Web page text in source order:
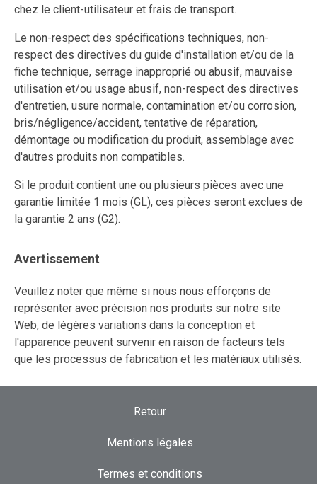
chez le client-utilisateur et frais de transport.
Le non-respect des spécifications techniques, non-
respect des directives du guide d'installation et/ou de la
fiche technique, serrage inapproprié ou abusif, mauvaise
utilisation et/ou usage abusif, non-respect des directives
d'entretien, usure normale, contamination et/ou corrosion,
bris/négligence/accident, tentative de réparation,
démontage ou modification du produit, assemblage avec
d'autres produits non compatibles.
Si le produit contient une ou plusieurs pièces avec une
garantie limitée 1 mois (GL), ces pièces seront exclues de
la garantie 2 ans (G2).
Avertissement
Veuillez noter que même si nous nous efforçons de
représenter avec précision nos produits sur notre site
Web, de légères variations dans la conception et
l'apparence peuvent survenir en raison de facteurs tels
que les processus de fabrication et les matériaux utilisés.
Retour
Mentions légales
Termes et conditions